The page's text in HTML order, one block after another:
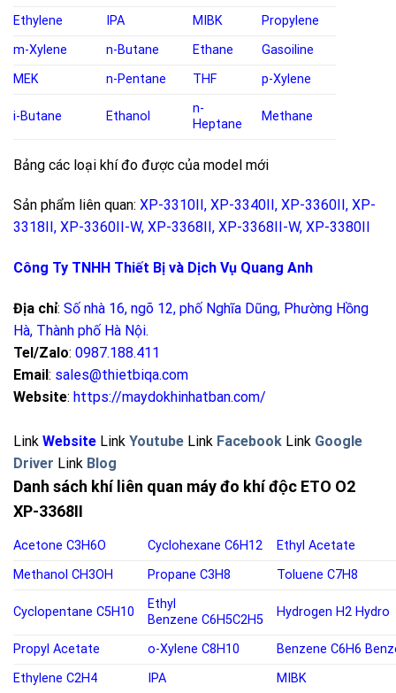
Ethylene
IPA MIBK
Propylene
m-Xylene
n-Butane Ethane
Gasoiline
MEK
n-Pentane THF p-Xylene
i-Butane Ethanol
n-
Heptane
Methane
Bảng các loại khí đo được của model mới
Sản phẩm liên quan: XP-3310II , XP-3340II , XP-3360II , XP-
3318II , XP-3360II-W, XP-3368II , XP-3368II-W, XP-3380II
Công Ty TNHH Thiết Bị và Dịch Vụ Quang Anh
Địa chỉ: Số nhà 16, ngõ 12, phố Nghĩa Dũng, Phường Hồng
Hà, Thành phố Hà Nội.
Tel/Zalo: 0987.188.411
Email: sales@thietbiqa.com
Website: https://maydokhinhatban.com/
Link Website Link Youtube Link Facebook Link Google
Driver Link Blog
Danh sách khí liên quan máy đo khí độc ETO O2
XP-3368II
Acetone C3H6O Cyclohexane C6H12
Ethyl Acetate
Methanol CH3OH Propane C3H8 Toluene C7H8
Cyclopentane C5H10
Ethyl
Benzene C6H5C2H5
Hydrogen H2 Hydro
Propyl Acetate o-Xylene C8H10 Benzene C6H6
Ethylene C2H4 IPA
MIBK